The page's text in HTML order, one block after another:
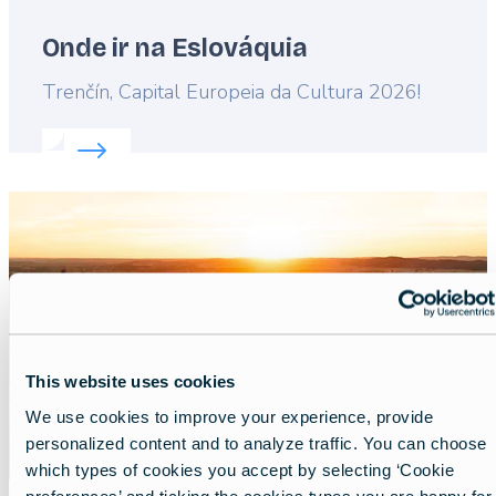
This website uses cookies
We use cookies to improve your experience, provide
personalized content and to analyze traffic. You can choose
which types of cookies you accept by selecting ‘Cookie
Onde ir na Eslováquia
Lead
Trenčín, Capital Europeia da Cultura 2026!
Read more about:
image